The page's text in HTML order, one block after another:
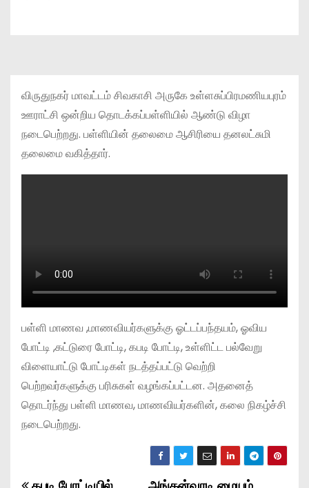
விருதுநகர் மாவட்டம் சிவகாசி அருகே உள்ளசுப்பிரமணியபுரம்
ஊராட்சி ஒன்றிய தொடக்கப்பள்ளியில் ஆண்டு விழா
நடைபெற்றது. பள்ளியின் தலைமை ஆசிரியை தனலட்சுமி
தலைமை வகித்தார்.
பள்ளி மாணவ ,மாணவியர்களுக்கு ஓட்டப்பந்தயம், ஓவிய
போட்டி ,கட்டுரை போட்டி, கபடி போட்டி, உள்ளிட்ட பல்வேறு
விளையாட்டு போட்டிகள் நடத்தப்பட்டு வெற்றி
பெற்றவர்களுக்கு பரிசுகள் வழங்கப்பட்டன. அதனைத்
தொடர்ந்து பள்ளி மாணவ, மாணவியர்களின், கலை நிகழ்ச்சி
நடைபெற்றது.